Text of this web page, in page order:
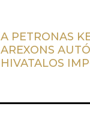
A PETRONAS
AREXONS
HIVATALOS